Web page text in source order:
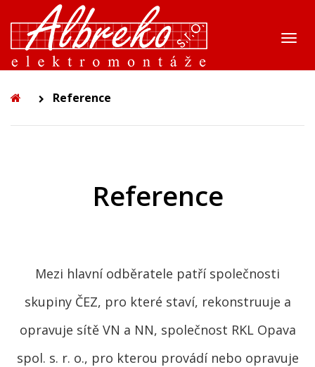
Volná místa
Nabízené služby
Kontakt
Reference
Reference
Mezi hlavní odběratele patří společnosti
skupiny ČEZ, pro které staví, rekonstruuje a
opravuje sítě VN a NN, společnost RKL Opava
spol. s. r. o., pro kterou provádí nebo opravuje